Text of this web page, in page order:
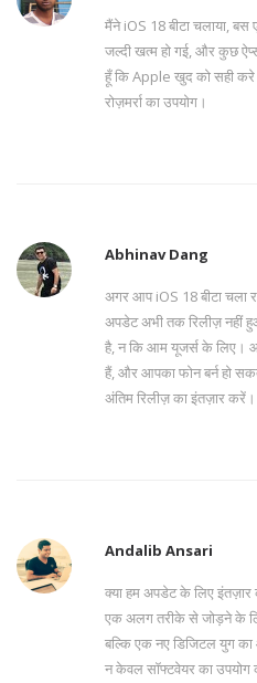
मैंने iOS 18 बीटा चलाया, बस
जल्दी खत्म हो गई, और कुछ
हूँ कि Apple खुद को सही
रोज़मर्रा का उपयोग।
Abhinav Dang
अगर आप iOS 18 बीटा चला
अपडेट अभी तक रिलीज़ नहीं
है, न कि आम यूजर्स के लिए।
हैं, और आपका फोन बर्न हो
अंतिम रिलीज़ का इंतज़ार
Andalib Ansari
क्या हम अपडेट के लिए
एक अलग तरीके से जोड़ने के
बल्कि एक नए डिजिटल युग का
न केवल सॉफ्टवेयर का उपयोग